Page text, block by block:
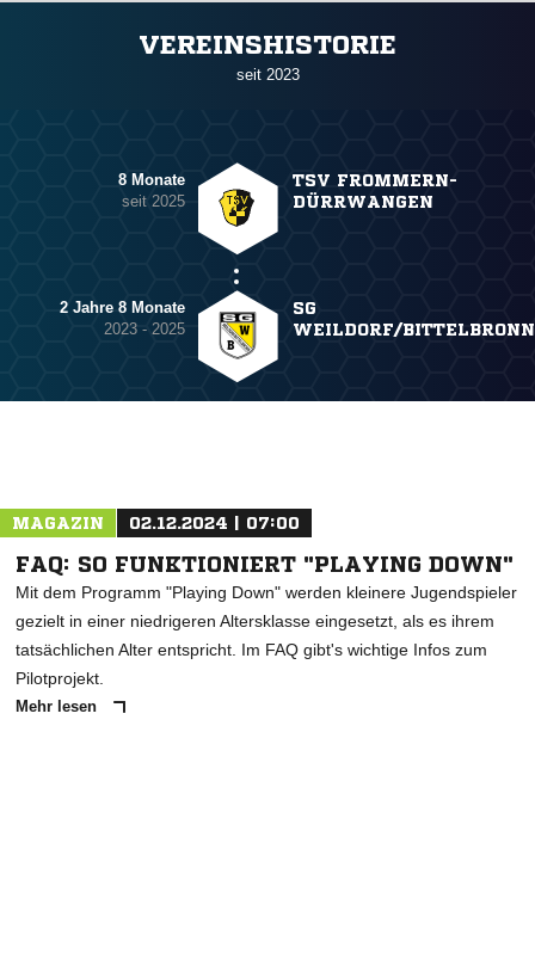
VEREINSHISTORIE
seit 2023
8 Monate
seit 2025
TSV FROMMERN-
DÜRRWANGEN
2 Jahre 8 Monate
2023 - 2025
SG
WEILDORF/BITTELBRONN
MAGAZIN 02.12.2024 | 07:00
FAQ: SO FUNKTIONIERT "PLAYING DOWN"
Mit dem Programm "Playing Down" werden kleinere Jugendspieler
gezielt in einer niedrigeren Altersklasse eingesetzt, als es ihrem
tatsächlichen Alter entspricht. Im FAQ gibt's wichtige Infos zum
Pilotprojekt.
Mehr lesen